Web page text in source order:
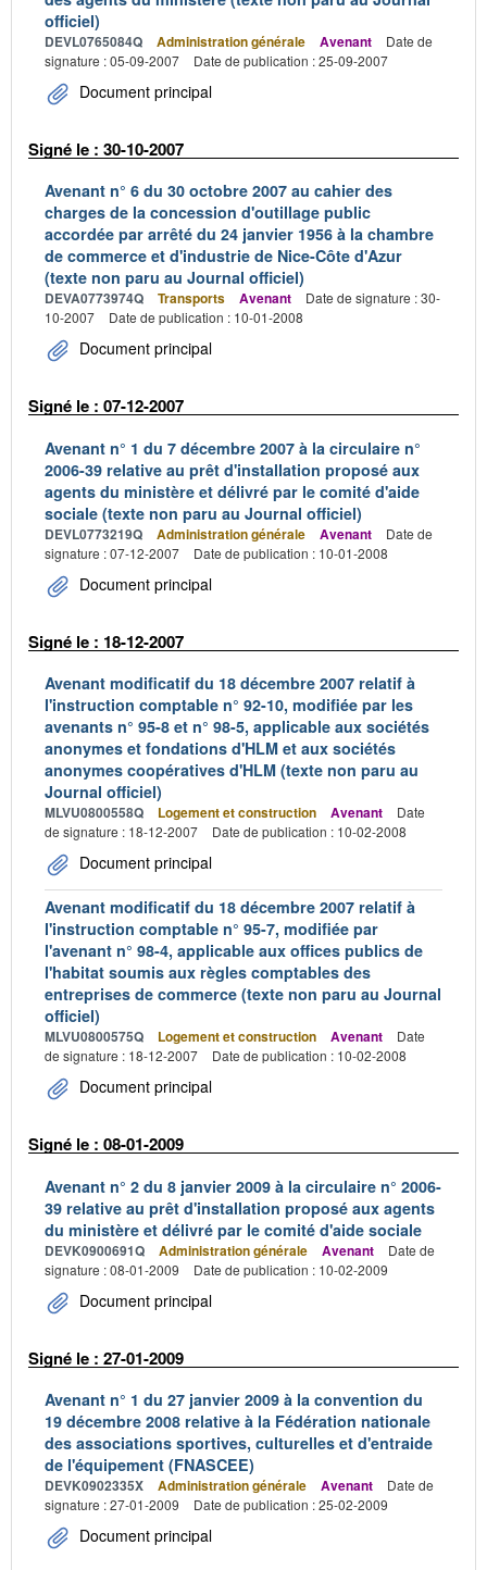
officiel)
DEVL0765084Q Administration générale Avenant
Date de
signature : 05-09-2007
Date de publication : 25-09-2007
Document principal
Signé le : 30-10-2007
Avenant n° 6 du 30 octobre 2007 au cahier des
charges de la concession d'outillage public
accordée par arrêté du 24 janvier 1956 à la chambre
de commerce et d'industrie de Nice-Côte d'Azur
(texte non paru au Journal officiel)
DEVA0773974Q Transports Avenant
Date de signature : 30-
10-2007
Date de publication : 10-01-2008
Document principal
Signé le : 07-12-2007
Avenant n° 1 du 7 décembre 2007 à la circulaire n°
2006-39 relative au prêt d'installation proposé aux
agents du ministère et délivré par le comité d'aide
sociale (texte non paru au Journal officiel)
DEVL0773219Q Administration générale Avenant
Date de
signature : 07-12-2007
Date de publication : 10-01-2008
Document principal
Signé le : 18-12-2007
Avenant modificatif du 18 décembre 2007 relatif à
l'instruction comptable n° 92-10, modifiée par les
avenants n° 95-8 et n° 98-5, applicable aux sociétés
anonymes et fondations d'HLM et aux sociétés
anonymes coopératives d'HLM (texte non paru au
Journal officiel)
MLVU0800558Q Logement et construction Avenant
Date
de signature : 18-12-2007
Date de publication : 10-02-2008
Document principal
Avenant modificatif du 18 décembre 2007 relatif à
l'instruction comptable n° 95-7, modifiée par
l'avenant n° 98-4, applicable aux offices publics de
l'habitat soumis aux règles comptables des
entreprises de commerce (texte non paru au Journal
officiel)
MLVU0800575Q Logement et construction Avenant
Date
de signature : 18-12-2007
Date de publication : 10-02-2008
Document principal
Signé le : 08-01-2009
Avenant n° 2 du 8 janvier 2009 à la circulaire n° 2006-
39 relative au prêt d'installation proposé aux agents
du ministère et délivré par le comité d'aide sociale
DEVK0900691Q Administration générale Avenant
Date de
signature : 08-01-2009
Date de publication : 10-02-2009
Document principal
Signé le : 27-01-2009
Avenant n° 1 du 27 janvier 2009 à la convention du
19 décembre 2008 relative à la Fédération nationale
des associations sportives, culturelles et d'entraide
de l'équipement (FNASCEE)
DEVK0902335X Administration générale Avenant
Date de
signature : 27-01-2009
Date de publication : 25-02-2009
Document principal